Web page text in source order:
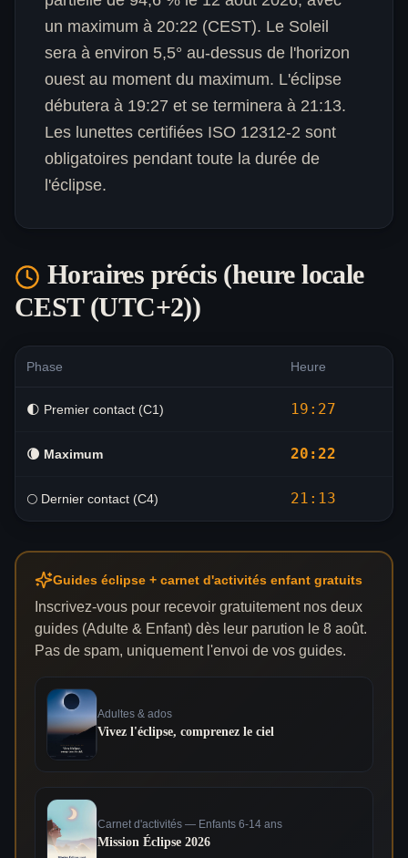
un maximum à 20:22 (CEST). Le Soleil
sera à environ 5,5° au-dessus de l'horizon
ouest au moment du maximum. L'éclipse
débutera à 19:27 et se terminera à 21:13.
Les lunettes certifiées ISO 12312-2 sont
obligatoires pendant toute la durée de
l'éclipse.
Horaires précis (heure locale
CEST (UTC+2))
Phase Heure
🌓 Premier contact (C1) 19:27
🌘 Maximum 20:22
🌕 Dernier contact (C4) 21:13
Guides éclipse + carnet d'activités enfant gratuits
Inscrivez-vous pour recevoir gratuitement nos deux
guides (Adulte & Enfant) dès leur parution le 8 août.
Pas de spam, uniquement l'envoi de vos guides.
Adultes & ados
Vivez l'éclipse, comprenez le ciel
Carnet d'activités — Enfants 6-14 ans
Mission Éclipse 2026